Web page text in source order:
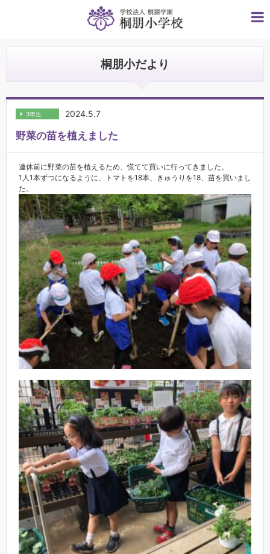
桐朋小だより
2024.5.7
3年生
野菜の苗を植えました
連休前に野菜の苗を植えるため、慌てて買いに行ってきました。
1人1本ずつになるように、トマトを18本、きゅうりを18、苗を買いまし
た。